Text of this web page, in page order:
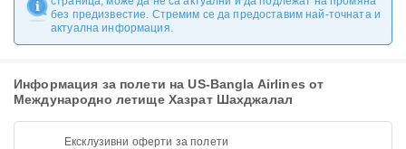
без предизвестие. Стремим се да предоставим най-точната и
актуална информация.
Информация за полети на US-Bangla Airlines от
Международно летище Хазрат Шахджалал
Ексклузивни оферти за полети